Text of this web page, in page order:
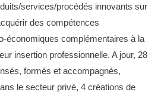
services/procédés innovants sur
des compétences
économiques complémentaires à la
insertion professionnelle. A jour, 28
formés et accompagnés,
le secteur privé, 4 créations de